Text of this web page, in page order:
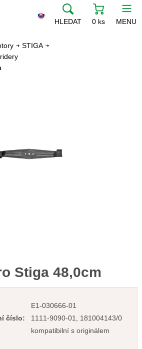
HLEDAT 0 ks MENU
STIGA
Stiga 48,0cm
E1-030666-01
číslo:
1111-9090-01, 181004143/0
kompatibilní s originálem